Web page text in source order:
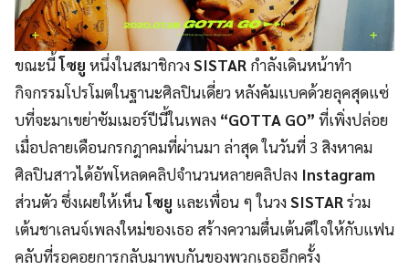
ขณะนี้โซยู หนึ่งในสมาชิกวงSISTAR กำลังเดินหน้าทำ
กิจกรรมโปรโมตในฐานะศิลปินเดี่ยว หลังคัมแบคด้วยลุคสุดแซ่
บที่จะมาเขย่าซัมเมอร์ปีนี้ในเพลง “GOTTA GO” ที่เพิ่งปล่อย
เมื่อปลายเดือนกรกฎาคมที่ผ่านมา ล่าสุด ในวันที่ 3 สิงหาคม
ศิลปินสาวได้อัพโหลดคลิปจำนวนหลายคลิปลง Instagram
ส่วนตัว ซึ่งเผยให้เห็นโซยู และเพื่อน ๆ ในวงSISTARร่วม
เต้นชาเลนจ์เพลงใหม่ของเธอ สร้างความตื่นเต้นดีใจให้กับแฟน
คลับที่รอคอยการกลับมาพบกันของพวกเธออีกครั้ง